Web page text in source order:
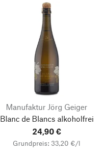
Manufaktur Jörg Geiger
Blanc de Blancs alkoholfrei
24,90 €
Grundpreis: 33,20 €/l